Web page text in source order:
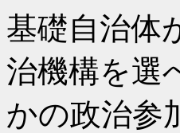
基礎自治体
治機構を選
かの政治参